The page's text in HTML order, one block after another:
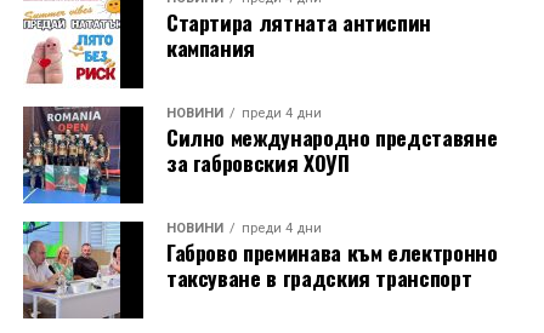
Изборът на изпълнител и ясната визия за развитие
поставят на фокус една от най-значимите градски
трансформации през последните години –
създаването на модерен, устойчив и жив градски
пазар, който да бъде притегателно място за
търговия, култура, социални контакти и градски
живот.
Стартира лятната антиспин
кампания
НОВИНИ преди 4 дни
Силно международно представяне
за габровския ХОУП
НОВИНИ преди 4 дни
Габрово преминава към електронно
таксуване в градския транспорт